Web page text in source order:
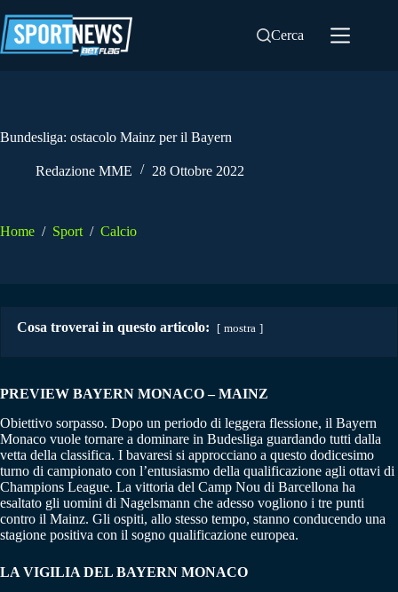
al
contenuto
Cerca
Bundesliga: ostacolo Mainz per il Bayern
Redazione MME 28 Ottobre 2022
Home / Sport / Calcio
Cosa troverai in questo articolo: mostra
PREVIEW BAYERN MONACO – MAINZ
Obiettivo sorpasso. Dopo un periodo di leggera flessione, il Bayern
Monaco vuole tornare a dominare in Budesliga guardando tutti dalla
vetta della classifica. I bavaresi si approcciano a questo dodicesimo
turno di campionato con l’entusiasmo della qualificazione agli ottavi di
Champions League. La vittoria del Camp Nou di Barcellona ha
esaltato gli uomini di Nagelsmann che adesso vogliono i tre punti
contro il Mainz. Gli ospiti, allo stesso tempo, stanno conducendo una
stagione positiva con il sogno qualificazione europea.
LA VIGILIA DEL BAYERN MONACO